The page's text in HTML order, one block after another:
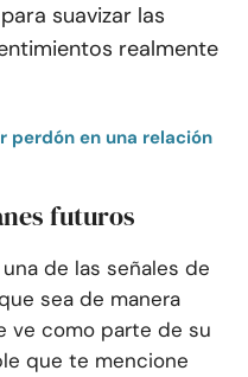
suavizar las
realmente
perdón en una relación
futuros
de las señales de
sea de manera
ve como parte de su
que te mencione